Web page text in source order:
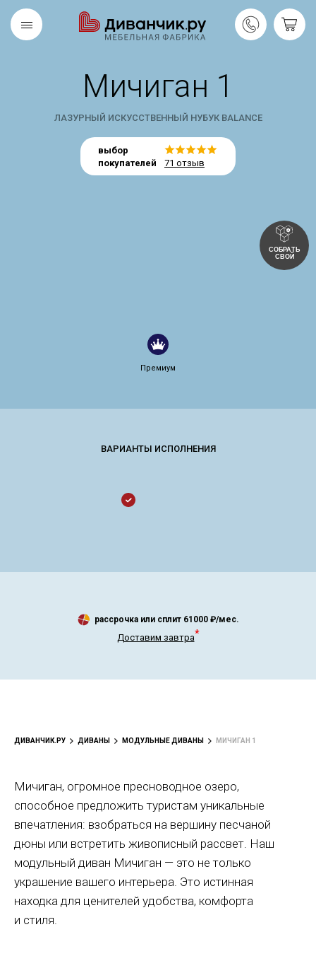
Мичиган 1
ЛАЗУРНЫЙ ИСКУССТВЕННЫЙ НУБУК BALANCE
выбор
покупателей
71 отзыв
СОБРАТЬ
СВОЙ
Премиум
рассрочка или сплит 61000 ₽/мес.
Доставим завтра*
ДИВАНЧИК.РУ ДИВАНЫ МОДУЛЬНЫЕ ДИВАНЫ МИЧИГАН 1
Мичиган, огромное пресноводное озеро,
способное предложить туристам уникальные
впечатления: взобраться на вершину песчаной
дюны или встретить живописный рассвет. Наш
модульный диван Мичиган — это не только
украшение вашего интерьера. Это истинная
находка для ценителей удобства, комфорта
и стиля.
Скандинавская